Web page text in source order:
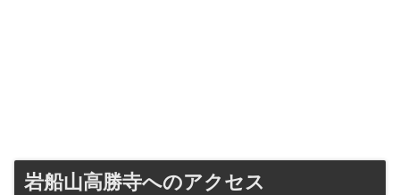
岩船山高勝寺へのアクセス